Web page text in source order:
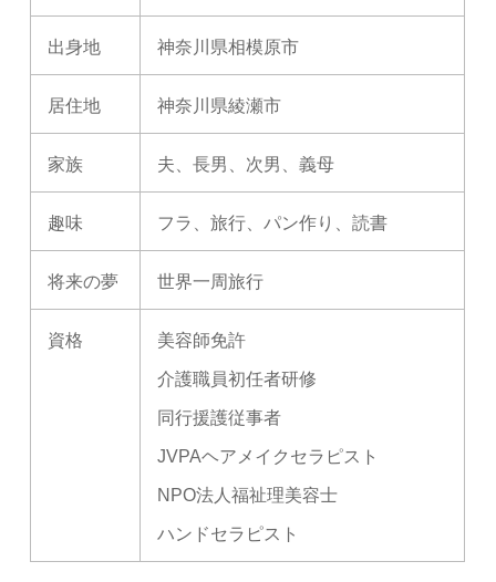
出身地 神奈川県相模原市
居住地 神奈川県綾瀬市
家族 夫、長男、次男、義母
趣味 フラ、旅行、パン作り、読書
将来の夢 世界一周旅行
資格 美容師免許
介護職員初任者研修
同行援護従事者
JVPAヘアメイクセラピスト
NPO法人福祉理美容士
ハンドセラピスト